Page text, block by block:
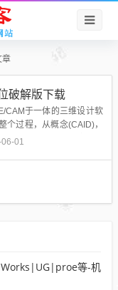
章
破解版下载
CAM于一体的三维设计软
个过程，从概念(CAID)，
，到制造(CAM)的完整流
01
等-机